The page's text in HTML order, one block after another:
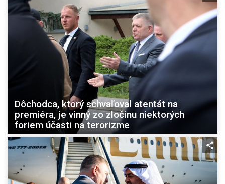
Dôchodca, ktorý schvaľoval atentát na
premiéra, je vinný zo zločinu niektorých
foriem účasti na terorizme